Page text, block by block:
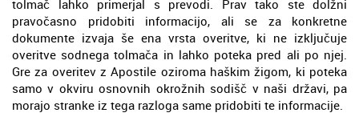
tolmač lahko primerjal s prevodi. Prav tako ste dolžni
pravočasno pridobiti informacijo, ali se za konkretne
dokumente izvaja še ena vrsta overitve, ki ne izključuje
overitve sodnega tolmača in lahko poteka pred ali po njej.
Gre za overitev z Apostile oziroma haškim žigom, ki poteka
samo v okviru osnovnih okrožnih sodišč v naši državi, pa
morajo stranke iz tega razloga same pridobiti te informacije.